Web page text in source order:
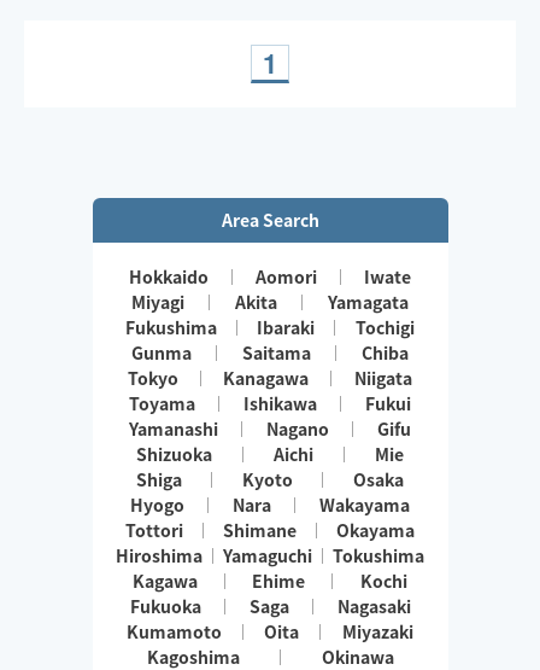
1
Area Search
Hokkaido Aomori
Iwate
Miyagi
Akita
Yamagata
Fukushima
Ibaraki
Tochigi
Gunma
Saitama
Chiba
Tokyo
Kanagawa
Niigata
Toyama
Ishikawa
Fukui
Yamanashi
Nagano
Gifu
Shizuoka
Aichi
Mie
Shiga
Kyoto
Osaka
Hyogo
Nara
Wakayama
Tottori
Shimane
Okayama
Hiroshima
Yamaguchi
Tokushima
Kagawa
Ehime
Kochi
Fukuoka
Saga
Nagasaki
Kumamoto
Oita
Miyazaki
Kagoshima
Okinawa